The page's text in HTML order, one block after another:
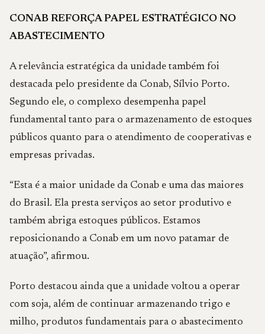
CONAB REFORÇA PAPEL ESTRATÉGICO NO
ABASTECIMENTO
A relevância estratégica da unidade também foi
destacada pelo presidente da Conab, Sílvio Porto.
Segundo ele, o complexo desempenha papel
fundamental tanto para o armazenamento de estoques
públicos quanto para o atendimento de cooperativas e
empresas privadas.
“Esta é a maior unidade da Conab e uma das maiores
do Brasil. Ela presta serviços ao setor produtivo e
também abriga estoques públicos. Estamos
reposicionando a Conab em um novo patamar de
atuação”, afirmou.
Porto destacou ainda que a unidade voltou a operar
com soja, além de continuar armazenando trigo e
milho, produtos fundamentais para o abastecimento